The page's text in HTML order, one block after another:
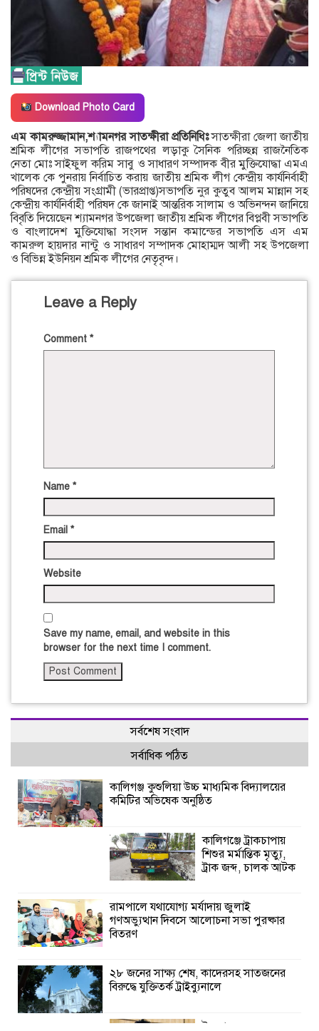
Download Photo Card
এম কামরুজ্জামান,শ্যামনগর সাতক্ষীরা প্রতিনিধিঃসাতক্ষীরা জেলা জাতীয়
শ্রমিক লীগের সভাপতি রাজপথের লড়াকু সৈনিক পরিচ্ছন্ন রাজনৈতিক
নেতা মোঃ সাইফুল করিম সাবু ও সাধারণ সম্পাদক বীর মুক্তিযোদ্ধা এমএ
খালেক কে পুনরায় নির্বাচিত করায় জাতীয় শ্রমিক লীগ কেন্দ্রীয় কার্যনির্বাহী
পরিষদের কেন্দ্রীয় সংগ্রামী (ভারপ্রাপ্ত)সভাপতি নুর কুতুব আলম মান্নান সহ
কেন্দ্রীয় কার্যনির্বাহী পরিষদ কে জানাই আন্তরিক সালাম ও অভিনন্দন জানিয়ে
বিবৃতি দিয়েছেন শ্যামনগর উপজেলা জাতীয় শ্রমিক লীগের বিপ্লবী সভাপতি
ও বাংলাদেশ মুক্তিযোদ্ধা সংসদ সন্তান কমান্ডের সভাপতি এস এম
কামরুল হায়দার নান্টু ও সাধারণ সম্পাদক মোহাম্মদ আলী সহ উপজেলা
ও বিভিন্ন ইউনিয়ন শ্রমিক লীগের নেতৃবৃন্দ।
Leave a Reply
Comment *
Name *
Email *
Website
Save my name, email, and website in this
browser for the next time I comment.
সর্বশেষ সংবাদ
সর্বাধিক পঠিত
কালিগঞ্জ কুশুলিয়া উচ্চ মাধ্যমিক বিদ্যালয়ের
কমিটির অভিষেক অনুষ্ঠিত
কালিগঞ্জে ট্রাকচাপায়
শিশুর মর্মান্তিক মৃত্যু,
ট্রাক জব্দ, চালক আটক
রামপালে যথাযোগ্য মর্যাদায় জুলাই
গণঅভ্যুত্থান দিবসে আলোচনা সভা পুরষ্কার
বিতরণ
২৮ জনের সাক্ষ্য শেষ, কাদেরসহ সাতজনের
বিরুদ্ধে যুক্তিতর্ক ট্রাইব্যুনালে
ইসলামের সবচেয়ে